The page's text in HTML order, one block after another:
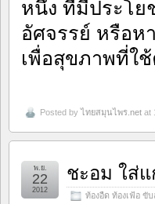
หนึ่ง ที่มีประโย
อัศจรรย์ หรือห
เพื่อสุขภาพที่ใ
Posted by ไทยสมุนไพร.net at
ชะอม ใส่
ท้องอืด ท้องเฟ้อ ขั
พ.ย.
22
2012